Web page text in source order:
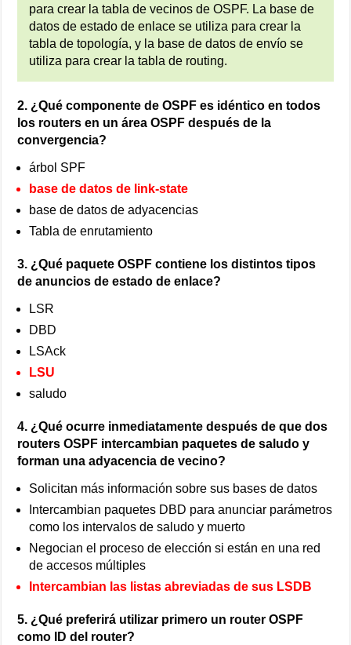
para crear la tabla de vecinos de OSPF. La base de
datos de estado de enlace se utiliza para crear la
tabla de topología, y la base de datos de envío se
utiliza para crear la tabla de routing.
2. ¿Qué componente de OSPF es idéntico en todos
los routers en un área OSPF después de la
convergencia?
árbol SPF
base de datos de link-state
base de datos de adyacencias
Tabla de enrutamiento
3. ¿Qué paquete OSPF contiene los distintos tipos
de anuncios de estado de enlace?
LSR
DBD
LSAck
LSU
saludo
4. ¿Qué ocurre inmediatamente después de que dos
routers OSPF intercambian paquetes de saludo y
forman una adyacencia de vecino?
Solicitan más información sobre sus bases de datos
Intercambian paquetes DBD para anunciar parámetros
como los intervalos de saludo y muerto
Negocian el proceso de elección si están en una red
de accesos múltiples
Intercambian las listas abreviadas de sus LSDB
5. ¿Qué preferirá utilizar primero un router OSPF
como ID del router?